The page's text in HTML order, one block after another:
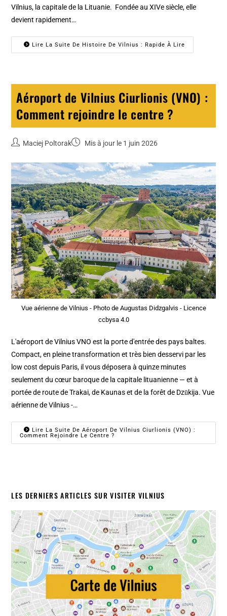
Vilnius, la capitale de la Lituanie. Fondée au XIVe siècle, elle
devient rapidement…
Lire La Suite De Histoire De Vilnius : Rapide À Lire
Aéroport de Vilnius Ciurlionis (VNO) :
Comment rejoindre le centre ?
Maciej Poltorak Mis à jour le 1 juin 2026
Vue aérienne de Vilnius - Photo de Augustas Didzgalvis - Licence
ccbysa 4.0
L'aéroport de Vilnius VNO est la porte d'entrée des pays baltes.
Compact, en pleine transformation et très bien desservi par les
low cost depuis Paris, il vous déposera à quinze minutes
seulement du cœur baroque de la capitale lituanienne — et à
portée de route de Trakai, de Kaunas et de la forêt de Dzūkija. Vue
aérienne de Vilnius -…
Lire La Suite De Aéroport De Vilnius Ciurlionis (VNO) :
Comment Rejoindre Le Centre ?
LES DERNIERS ARTICLES SUR VISITER VILNIUS